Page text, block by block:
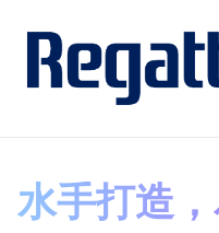
水手打造